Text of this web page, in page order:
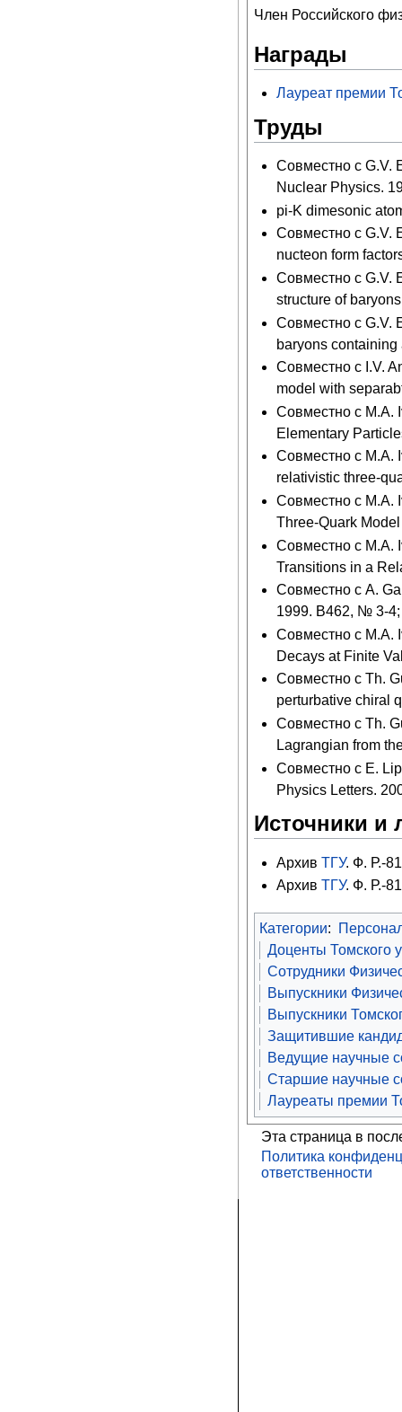
Член Российского
Награды
Лауреат премии
Труды
Совместно с G.V.
Nuclear Physics.
pi-K dimesonic
Совместно с G.V.
nucteon form
Совместно с G.V.
structure of
Совместно с G.V.
baryons
Совместно с I.V.
model with
Совместно с M.A.
Elementary
Совместно с M.A.
relativistic three-
Совместно с M.A.
Three-Quark
Совместно с M.A.
Transitions in a
Совместно с A.
1999. B462, № 3-4;
Совместно с M.A.
Decays at Finite
Совместно с Th.
perturbative chiral
Совместно с Th.
Lagrangian from
Совместно с E.
Physics Letters.
Источники и
АрхивТГУ. Ф. Р.-
АрхивТГУ. Ф. Р.-
Категории:
Доценты Томского
Сотрудники
Выпускники
Выпускники
Защитившие
Ведущие научные
Старшие научные
Лауреаты премии
Эта страница в
Политика
ответственности